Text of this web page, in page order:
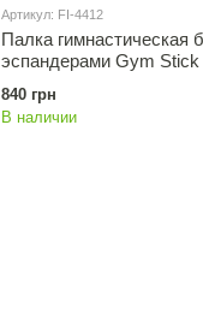
Артикул: FI-4412
Палка гимнастическая
эспандерами Gym
840 грн
В наличии